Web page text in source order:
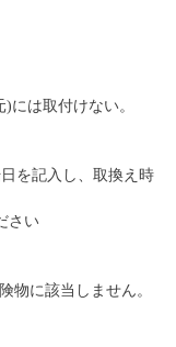
は取付けない。
を記入し、取換え時
さい
物に該当しません。